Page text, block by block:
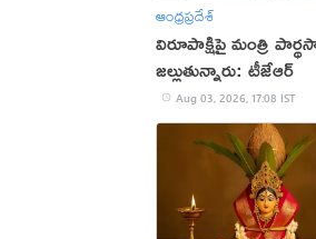
ఆంధ్రప్రదేశ్
విరూపాక్షిపై మంత్రి
జల్లుతున్నారు: టీజేఆర్
Aug 03, 2026, 17:08 IST